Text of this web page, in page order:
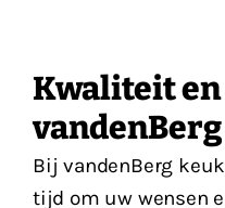
Kwaliteit
Bij vandenBerg
tijd om uw wensen